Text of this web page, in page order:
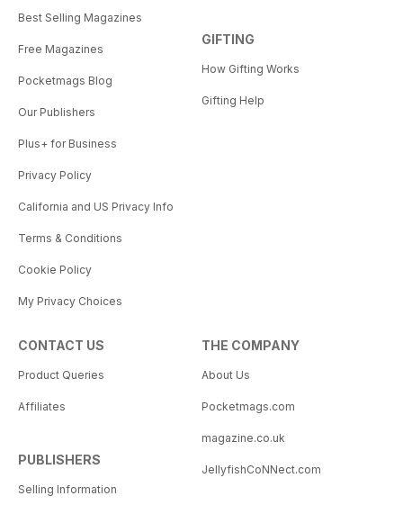
Best Selling Magazines
Free Magazines
Pocketmags Blog
Our Publishers
Plus+ for Business
Privacy Policy
California and US Privacy Info
Terms & Conditions
Cookie Policy
My Privacy Choices
GIFTING
How Gifting Works
Gifting Help
CONTACT US
Product Queries
Affiliates
PUBLISHERS
Selling Information
THE COMPANY
About Us
Pocketmags.com
magazine.co.uk
JellyfishCoNNect.com